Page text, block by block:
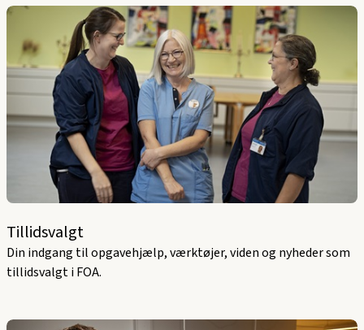
Tillidsvalgt
Din indgang til opgavehjælp, værktøjer, viden og nyheder som
tillidsvalgt i FOA.